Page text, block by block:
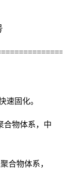
速固化。
合物体系，中
合物体系，